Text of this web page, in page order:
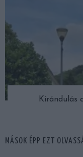
Kirándulás
MÁSOK ÉPP EZT